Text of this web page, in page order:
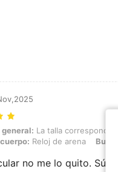
La talla corresponde,
La talla corresponde
Reloj de arena Busto:
no me lo quito.